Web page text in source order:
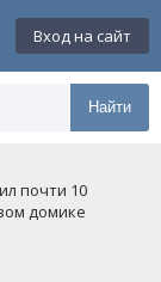
Вход на сайт
Найти
почти 10
домике